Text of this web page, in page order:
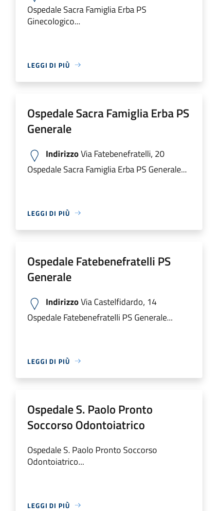
Ospedale Sacra Famiglia Erba PS
Ginecologico...
LEGGI DI PIÙ
Ospedale Sacra Famiglia Erba PS
Generale
IndirizzoVia Fatebenefratelli, 20
Ospedale Sacra Famiglia Erba PS Generale...
LEGGI DI PIÙ
Ospedale Fatebenefratelli PS
Generale
IndirizzoVia Castelfidardo, 14
Ospedale Fatebenefratelli PS Generale...
LEGGI DI PIÙ
Ospedale S. Paolo Pronto
Soccorso Odontoiatrico
Ospedale S. Paolo Pronto Soccorso
Odontoiatrico...
LEGGI DI PIÙ